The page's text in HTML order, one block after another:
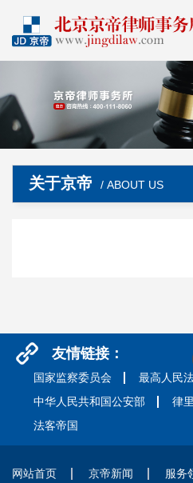
关于京帝 / ABOUT US
友情链接：
国家监察委员会 最高人民
中华人民共和国公安部
律
法客帝国
网站首页 京帝新闻 服务